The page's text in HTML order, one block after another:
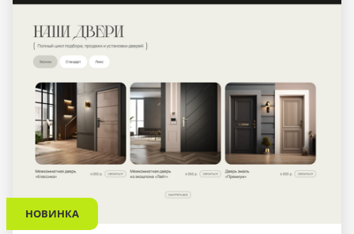
НОВИНКА